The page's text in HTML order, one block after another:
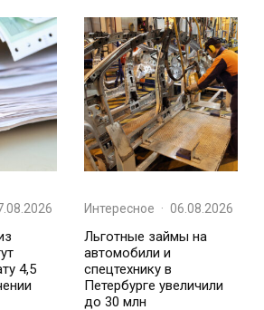
4,5
Интересное · 06.08.2026
Льготные займы на
автомобили и
спецтехнику в
Петербурге увеличили
до 30 млн